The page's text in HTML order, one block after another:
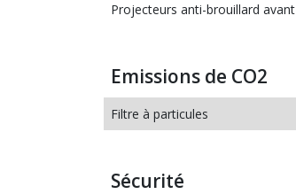
Projecteurs anti-brouillard avant
Emissions de CO2
Filtre à particules
Sécurité